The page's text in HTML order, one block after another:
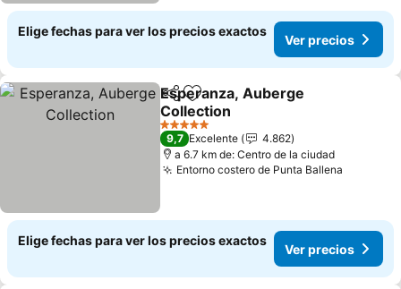
Elige fechas para ver los precios exactos
Ver precios
CompartirAgregar a favoritos
Esperanza, Auberge
Collection
5 Estrellas
9,7 Excelente
4.862
a 6.7 km de: Centro de la ciudad
Entorno costero de Punta Ballena
Elige fechas para ver los precios exactos
Ver precios